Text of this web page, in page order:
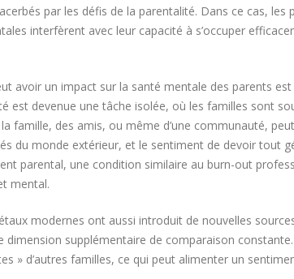
par les défis de la parentalité. Dans ce cas,
interfèrent avec leur capacité à s’occuper
avoir un impact sur la santé mentale des parents
est devenue une tâche isolée, où les familles sont
famille, des amis, ou même d’une communauté,
du monde extérieur, et le sentiment de devoir tout
parental, une condition similaire au burn-out
mental.
modernes ont aussi introduit de nouvelles
dimension supplémentaire de comparaison
» d’autres familles, ce qui peut alimenter un